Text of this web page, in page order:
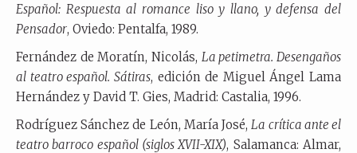
Español: Respuesta al romance liso y llano, y defensa del
Pensador, Oviedo: Pentalfa, 1989.
Fernández de Moratín, Nicolás, La petimetra. Desengaños
al teatro español. Sátiras, edición de Miguel Ángel Lama
Hernández y David T. Gies, Madrid: Castalia, 1996.
Rodríguez Sánchez de León, María José, La crítica ante el
teatro barroco español (siglos XVII-XIX), Salamanca: Almar,